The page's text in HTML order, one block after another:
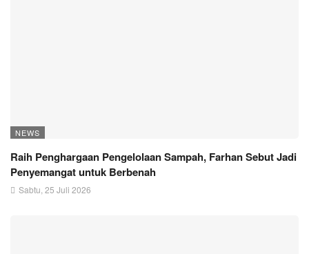
NEWS
Raih Penghargaan Pengelolaan Sampah, Farhan Sebut Jadi
Penyemangat untuk Berbenah
Sabtu, 25 Juli 2026